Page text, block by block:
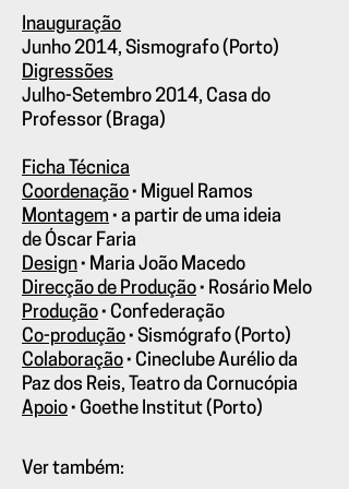
Inauguração
Junho 2014, Sismografo (Porto)
Digressões
Julho-Setembro 2014, Casa do
Professor (Braga)
Ficha Técnica
Coordenação· Miguel Ramos
Montagem · a partir de uma ideia
de Óscar Faria
Design· Maria João Macedo
Direcção de Produção· Rosário Melo
Produção· Confederação
Co-produção· Sismógrafo (Porto)
Colaboração· Cineclube Aurélio da
Paz dos Reis, Teatro da Cornucópia
Apoio· Goethe Institut (Porto)
Ver também: